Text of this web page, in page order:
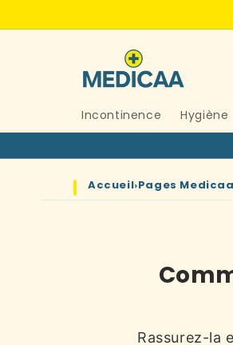
au
Incontinence Hygiène
Accueil›Pages Medicaa
Rassurez-la